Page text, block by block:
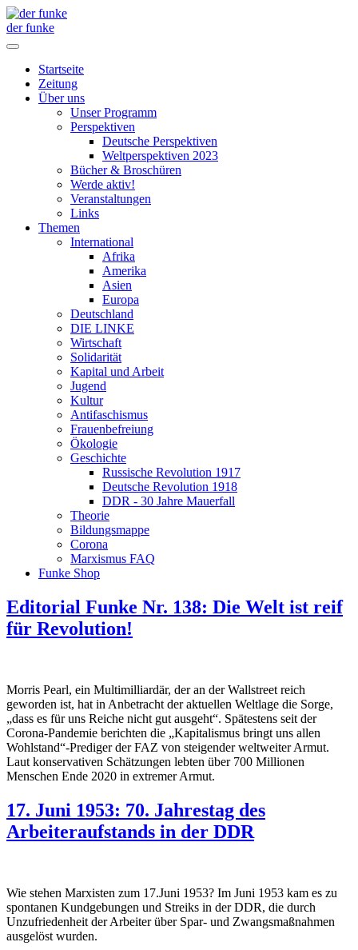
der funke
Startseite
Zeitung
Über uns
Unser Programm
Perspektiven
Deutsche Perspektiven
Weltperspektiven 2023
Bücher & Broschüren
Werde aktiv!
Veranstaltungen
Links
Themen
International
Afrika
Amerika
Asien
Europa
Deutschland
DIE LINKE
Wirtschaft
Solidarität
Kapital und Arbeit
Jugend
Kultur
Antifaschismus
Frauenbefreiung
Ökologie
Geschichte
Russische Revolution 1917
Deutsche Revolution 1918
DDR - 30 Jahre Mauerfall
Theorie
Bildungsmappe
Corona
Marxismus FAQ
Funke Shop
Editorial Funke Nr. 138: Die Welt ist reif
für Revolution!
Morris Pearl, ein Multimilliardär, der an der Wallstreet reich
geworden ist, hat in Anbetracht der aktuellen Weltlage die Sorge,
„dass es für uns Reiche nicht gut ausgeht“. Spätestens seit der
Corona-Pandemie berichten die „Kapitalismus bringt uns allen
Wohlstand“-Prediger der FAZ von steigender weltweiter Armut.
Laut konservativen Schätzungen lebten über 700 Millionen
Menschen Ende 2020 in extremer Armut.
17. Juni 1953: 70. Jahrestag des
Arbeiteraufstands in der DDR
Wie stehen Marxisten zum 17.Juni 1953? Im Juni 1953 kam es zu
spontanen Kundgebungen und Streiks in der DDR, die durch
Unzufriedenheit der Arbeiter über Spar- und Zwangsmaßnahmen
ausgelöst wurden.